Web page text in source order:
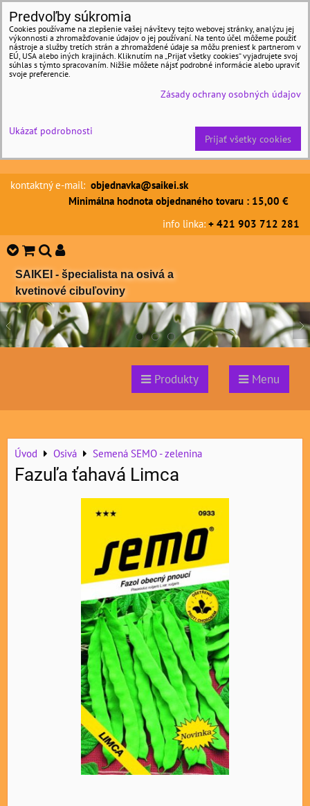
kontaktný e-mail: objednavka@saikei.sk
Minimálna hodnota objednaného tovaru : 15,00 €
info linka: + 421 903 712 281
SAIKEI - špecialista na osivá a
kvetinové cibuľoviny
Produkty Menu
Úvod Osivá Semená SEMO - zelenina
Fazuľa ťahavá Limca
Predvoľby súkromia
Cookies používame na zlepšenie vašej návštevy tejto webovej stránky, analýzu jej
výkonnosti a zhromažďovanie údajov o jej používaní. Na tento účel môžeme použiť
nástroje a služby tretích strán a zhromaždené údaje sa môžu preniesť k partnerom v
EÚ, USA alebo iných krajinách. Kliknutím na „Prijať všetky cookies“ vyjadrujete svoj
súhlas s týmto spracovaním. Nižšie môžete nájsť podrobné informácie alebo upraviť
svoje preferencie.
Zásady ochrany osobných údajov
Ukázať podrobnosti
Prijať všetky cookies